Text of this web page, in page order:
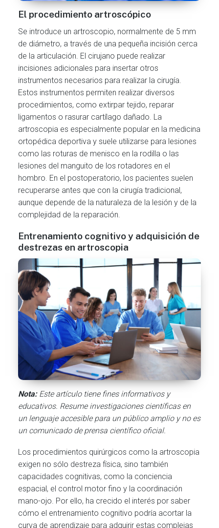
El procedimiento artroscópico
Se introduce un artroscopio, normalmente de 5 mm
de diámetro, a través de una pequeña incisión cerca
de la articulación. El cirujano puede realizar
incisiones adicionales para insertar otros
instrumentos necesarios para realizar la cirugía.
Estos instrumentos permiten realizar diversos
procedimientos, como extirpar tejido, reparar
ligamentos o rasurar cartílago dañado. La
artroscopia es especialmente popular en la medicina
ortopédica deportiva y suele utilizarse para lesiones
como las roturas de menisco en la rodilla o las
lesiones del manguito de los rotadores en el
hombro. En el postoperatorio, los pacientes suelen
recuperarse antes que con la cirugía tradicional,
aunque depende de la naturaleza de la lesión y de la
complejidad de la reparación.
Entrenamiento cognitivo y adquisición de
destrezas en artroscopia
Nota:Este artículo tiene fines informativos y
educativos. Resume investigaciones científicas en
un lenguaje accesible para un público amplio y no es
un comunicado de prensa científico oficial.
Los procedimientos quirúrgicos como la artroscopia
exigen no sólo destreza física, sino también
capacidades cognitivas, como la conciencia
espacial, el control motor fino y la coordinación
mano-ojo. Por ello, ha crecido el interés por saber
cómo el entrenamiento cognitivo podría acortar la
curva de aprendizaje para adquirir estas complejas